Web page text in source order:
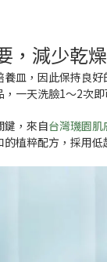
，減少乾
皿，因此保持良
一天洗臉1～2次
鍵，來自台灣璣園肌
植粹配方， 採用低